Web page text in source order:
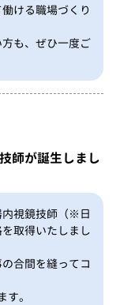
ける職場づくり
も、ぜひ一度ご
師が誕生しまし
内視鏡技師（※日
取得いたしまし
合間を縫ってコ
。